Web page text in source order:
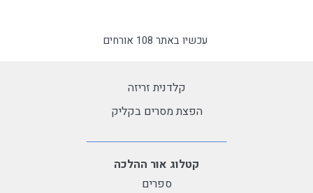
עכשיו באתר 108 אורחים
קלדנית זריזה
הפצת מסרים בקליק
קטלוג אור ההלכה
ספרים